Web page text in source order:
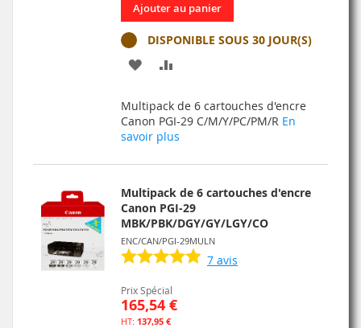
Ajouter au panier
DISPONIBLE SOUS 30 JOUR(S)
AJOUTER
MA
LISTE
COMPARATEUR
Multipack de 6 cartouches d'encre
Canon PGI-29 C/M/Y/PC/PM/R En
savoir plus
Multipack de 6 cartouches d'encre
Canon PGI-29
MBK/PBK/DGY/GY/LGY/CO
ENC/CAN/PGI-29MULN
7 avis
Prix Spécial
165,54 €
137,95 €